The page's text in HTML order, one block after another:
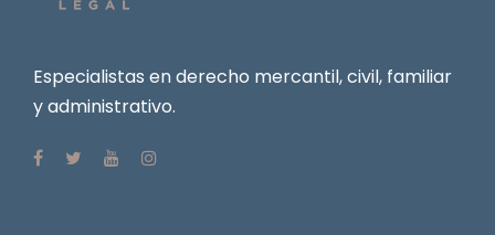
Especialistas en derecho mercantil, civil, familiar
y administrativo.